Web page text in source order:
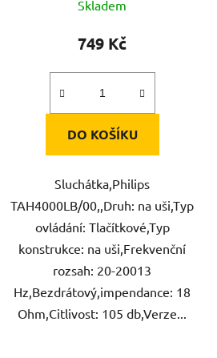
Skladem
749 Kč
DO KOŠÍKU
Sluchátka,Philips
TAH4000LB/00,,Druh: na uši,Typ
ovládání: Tlačítkové,Typ
konstrukce: na uši,Frekvenční
rozsah: 20-20013
Hz,Bezdrátový,impendance: 18
Ohm,Citlivost: 105 db,Verze...